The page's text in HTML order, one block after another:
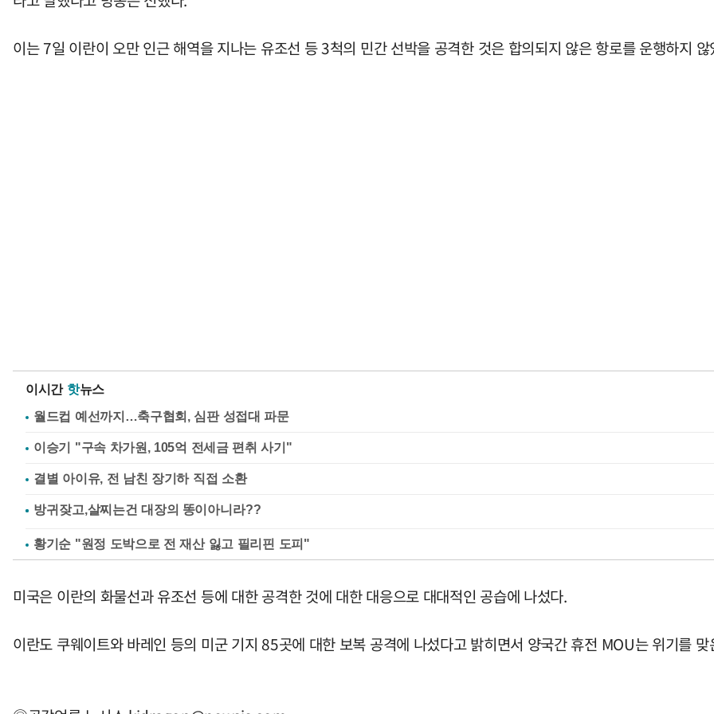
이는 7일 이란이 오만 인근 해역을 지나는 유조선 등 3척의 민간 선박을 공격한 것은 합의되지 않은 항로를 운행하지
이시간 핫뉴스
월드컵 예선까지…축구협회, 심판 성접대 파문
이승기 "구속 차가원, 105억 전세금 편취 사기"
결별 아이유, 전 남친 장기하 직접 소환
황기순 "원정 도박으로 전 재산 잃고 필리핀 도피"
미국은 이란의 화물선과 유조선 등에 대한 공격한 것에 대한 대응으로 대대적인 공습에 나섰다.
이란도 쿠웨이트와 바레인 등의 미군 기지 85곳에 대한 보복 공격에 나섰다고 밝히면서 양국간 휴전 MOU는 위기를 맞